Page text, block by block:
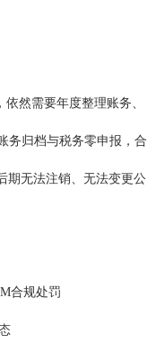
，依然需要年度整理账务、
务归档与税务零申报，合
期无法注销、无法变更公
合规处罚